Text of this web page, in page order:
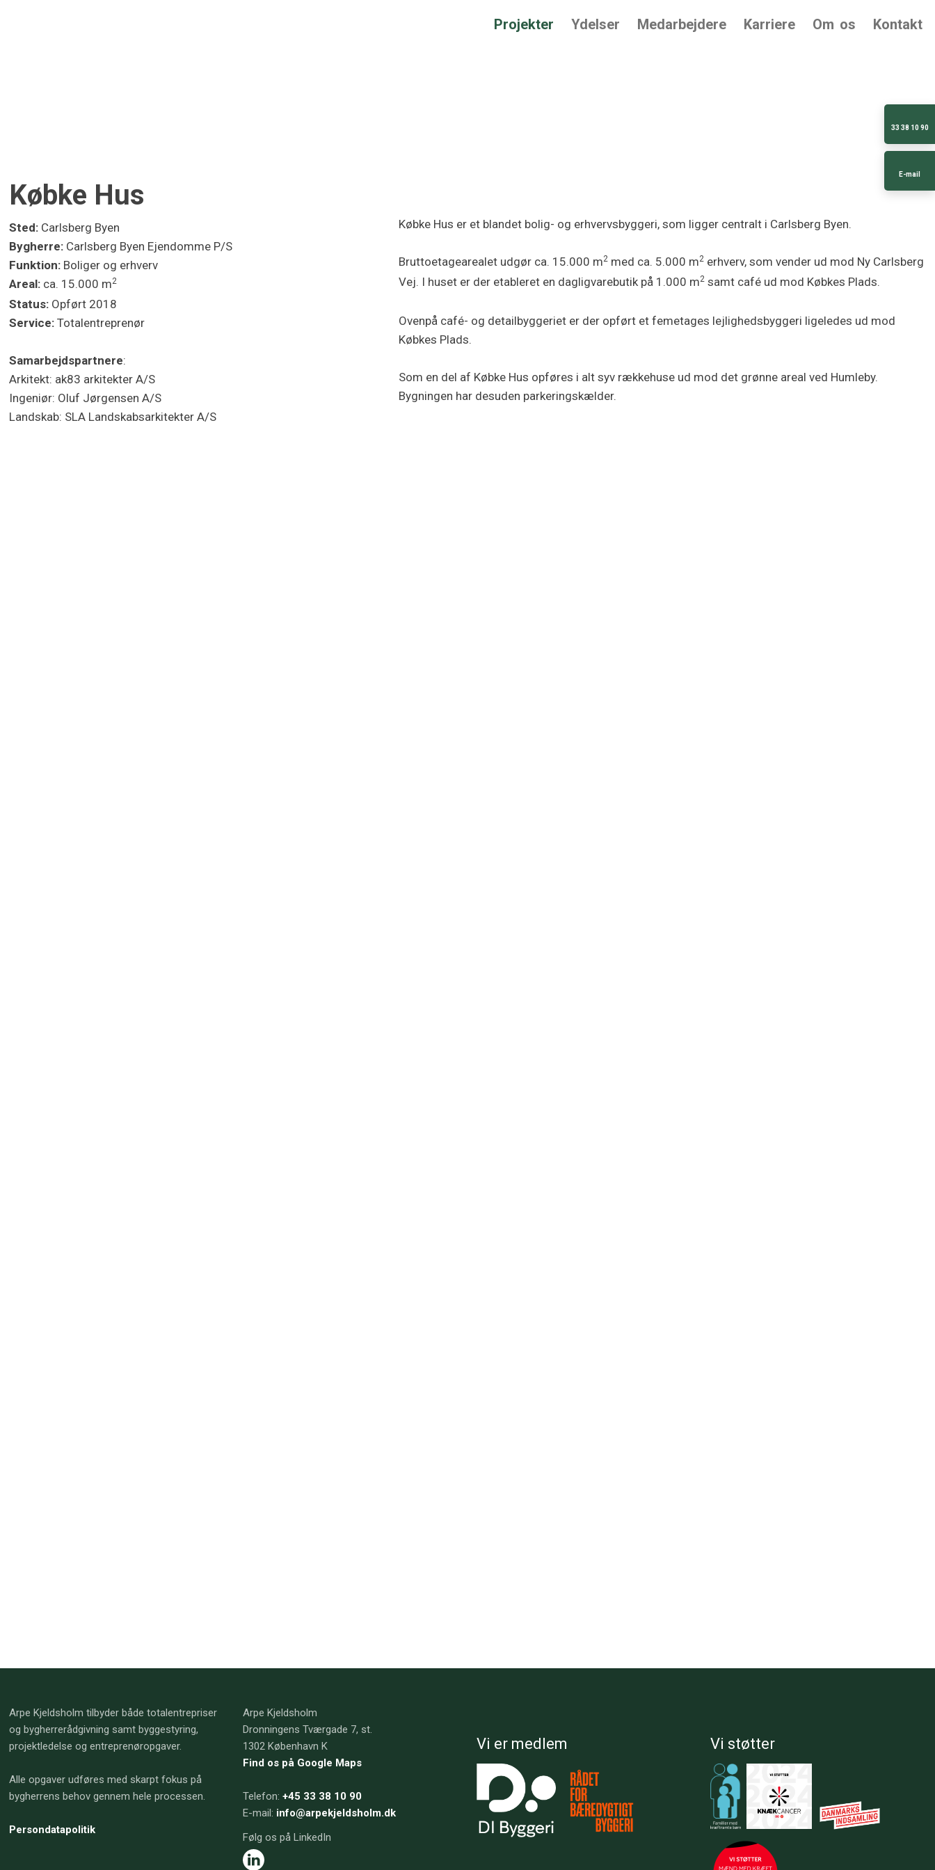
33 38 10 90
E-mail
Projekter Ydelser Medarbejdere Karriere Om os Kontakt
Købke Hus
Sted: Carlsberg Byen
Bygherre: Carlsberg Byen Ejendomme P/S
Funktion: Boliger og erhverv
Areal: ca. 15.000 m2
Status: Opført 2018
Service:Totalentreprenør
Samarbejdspartnere:
Arkitekt: ak83 arkitekter A/S
Ingeniør: Oluf Jørgensen A/S
Landskab: SLA Landskabsarkitekter A/S
Købke Hus er et blandet bolig- og erhvervsbyggeri, som ligger centralt i Carlsberg Byen.
Bruttoetagearealet udgør ca. 15.000 m2 med ca. 5.000 m2 erhverv, som vender ud mod Ny Carlsberg
Vej. I huset er der etableret en dagligvarebutik på 1.000 m2 samt café ud mod Købkes Plads.
Ovenpå café- og detailbyggeriet er der opført et femetages lejlighedsbyggeri ligeledes ud mod
Købkes Plads.
Som en del af Købke Hus opføres i alt syv rækkehuse ud mod det grønne areal ved Humleby.
Bygningen har desuden parkeringskælder.
Arpe Kjeldsholm tilbyder både totalentrepriser
og bygherrerådgivning samt byggestyring,
projektledelse og entreprenøropgaver.
Alle opgaver udføres med skarpt fokus på
bygherrens behov gennem hele processen.
Persondatapolitik
Arpe Kjeldsholm
Dronningens Tværgade 7, st.
​1302 København K
Find os på Google Maps
​Telefon:+45 33 38 10 90
E-mail: info@arpekjeldsholm.dk​
Følg os på LinkedIn
Vi er medlem Vi støtter​